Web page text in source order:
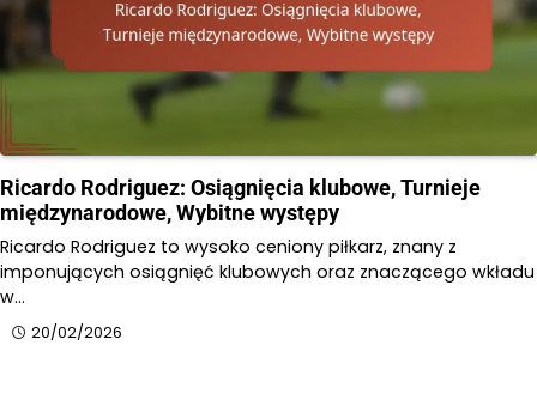
Ricardo Rodriguez: Osiągnięcia klubowe, Turnieje
międzynarodowe, Wybitne występy
Ricardo Rodriguez to wysoko ceniony piłkarz, znany z
imponujących osiągnięć klubowych oraz znaczącego wkładu
w…
20/02/2026